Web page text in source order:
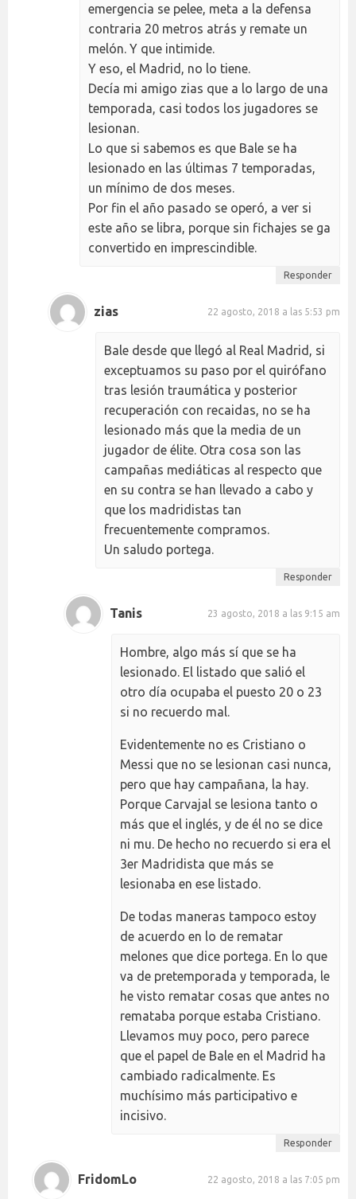
emergencia se pelee, meta a la defensa
contraria 20 metros atrás y remate un
melón. Y que intimide.
Y eso, el Madrid, no lo tiene.
Decía mi amigo zias que a lo largo de una
temporada, casi todos los jugadores se
lesionan.
Lo que si sabemos es que Bale se ha
lesionado en las últimas 7 temporadas,
un mínimo de dos meses.
Por fin el año pasado se operó, a ver si
este año se libra, porque sin fichajes se ga
convertido en imprescindible.
Responder
zias 22 agosto, 2018 a las 5:53 pm
Bale desde que llegó al Real Madrid, si
exceptuamos su paso por el quirófano
tras lesión traumática y posterior
recuperación con recaidas, no se ha
lesionado más que la media de un
jugador de élite. Otra cosa son las
campañas mediáticas al respecto que
en su contra se han llevado a cabo y
que los madridistas tan
frecuentemente compramos.
Un saludo portega.
Responder
Tanis 23 agosto, 2018 a las 9:15 am
Hombre, algo más sí que se ha
lesionado. El listado que salió el
otro día ocupaba el puesto 20 o 23
si no recuerdo mal.
Evidentemente no es Cristiano o
Messi que no se lesionan casi nunca,
pero que hay campañana, la hay.
Porque Carvajal se lesiona tanto o
más que el inglés, y de él no se dice
ni mu. De hecho no recuerdo si era el
3er Madridista que más se
lesionaba en ese listado.
De todas maneras tampoco estoy
de acuerdo en lo de rematar
melones que dice portega. En lo que
va de pretemporada y temporada, le
he visto rematar cosas que antes no
remataba porque estaba Cristiano.
Llevamos muy poco, pero parece
que el papel de Bale en el Madrid ha
cambiado radicalmente. Es
muchísimo más participativo e
incisivo.
Responder
FridomLo 22 agosto, 2018 a las 7:05 pm